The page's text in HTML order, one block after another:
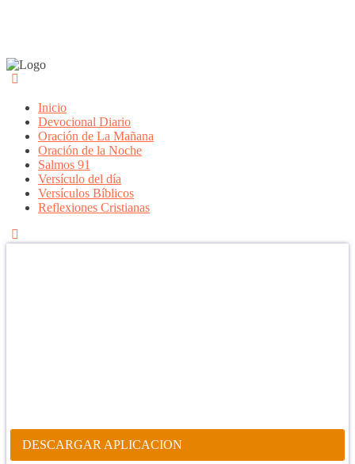
Inicio
Devocional Diario
Oración de La Mañana
Oración de la Noche
Salmos 91
Versículo del día
Versículos Bíblicos
Reflexiones Cristianas
DESCARGAR APLICACION